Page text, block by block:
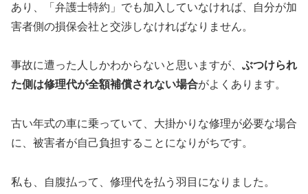
あり、「弁護士特約」でも加入していなければ、自分が加
害者側の損保会社と交渉しなければなりません。
事故に遭った人しかわからないと思いますが、 ぶつけられ
た側は修理代が全額補償されない場合がよくあります。
古い年式の車に乗っていて、大掛かりな修理が必要な場合
に、被害者が自己負担することになりがちです。
私も、自腹払って、修理代を払う羽目になりました。